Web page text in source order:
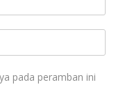
pada peramban ini